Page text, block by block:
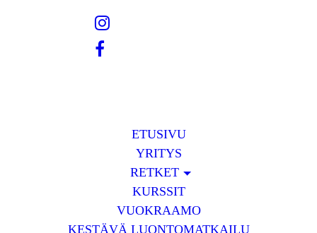
ETUSIVU
YRITYS
RETKET
KURSSIT
VUOKRAAMO
KESTÄVÄ LUONTOMATKAILU